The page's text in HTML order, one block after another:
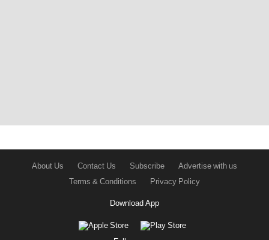
About Us Contact Us Subscribe
Advertise with us
Terms & Conditions
Privacy Policy
Download App